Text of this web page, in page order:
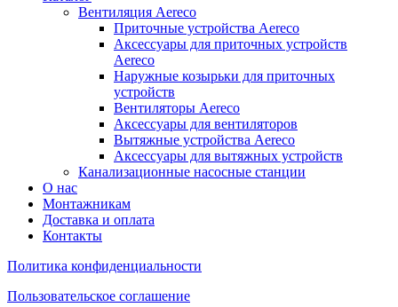
Вентиляция Aereco
Приточные устройства Aereco
Аксессуары для приточных устройств
Aereco
Наружные козырьки для приточных
устройств
Вентиляторы Aereco
Аксессуары для вентиляторов
Вытяжные устройства Aereco
Аксессуары для вытяжных устройств
Канализационные насосные станции
О нас
Монтажникам
Доставка и оплата
Контакты
Политика конфиденциальности
Пользовательское соглашение